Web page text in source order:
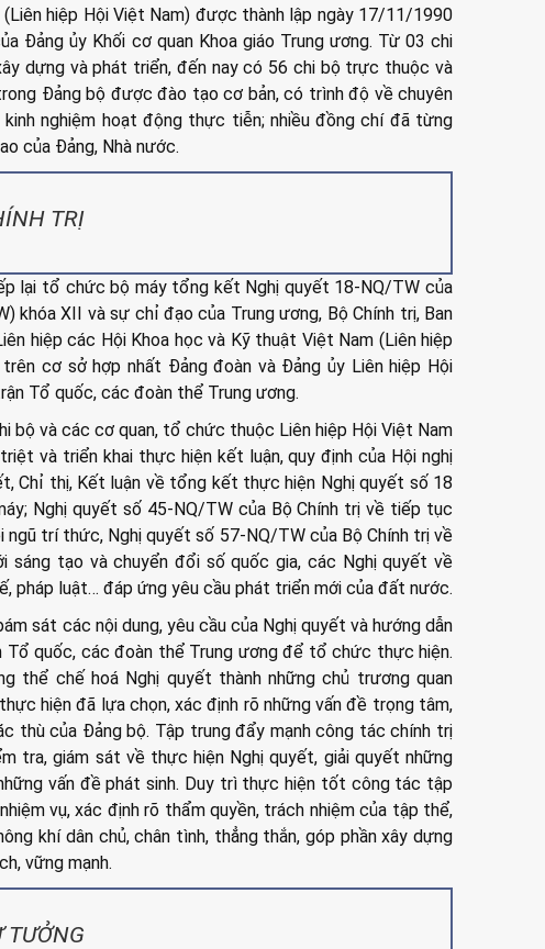
hiệp Hội Việt Nam) được thành lập ngày 17/11/1990
Đảng ủy Khối cơ quan Khoa giáo Trung ương. Từ 03 chi
dựng và phát triển, đến nay có 56 chi bộ trực thuộc và
Đảng bộ được đào tạo cơ bản, có trình độ về chuyên
kinh nghiệm hoạt động thực tiễn; nhiều đồng chí đã từng
của Đảng, Nhà nước.
TRỊ
lại tổ chức bộ máy tổng kết Nghị quyết 18-NQ/TW của
khóa XII và sự chỉ đạo của Trung ương, Bộ Chính trị, Ban
hiệp các Hội Khoa học và Kỹ thuật Việt Nam (Liên hiệp
cơ sở hợp nhất Đảng đoàn và Đảng ủy Liên hiệp Hội
Tổ quốc, các đoàn thể Trung ương.
bộ và các cơ quan, tổ chức thuộc Liên hiệp Hội Việt Nam
và triển khai thực hiện kết luận, quy định của Hội nghị
Chỉ thị, Kết luận về tổng kết thực hiện Nghị quyết số 18
Nghị quyết số 45-NQ/TW của Bộ Chính trị về tiếp tục
ngũ trí thức, Nghị quyết số 57-NQ/TW của Bộ Chính trị về
sáng tạo và chuyển đổi số quốc gia, các Nghị quyết về
pháp luật… đáp ứng yêu cầu phát triển mới của đất nước.
sát các nội dung, yêu cầu của Nghị quyết và hướng dẫn
Tổ quốc, các đoàn thể Trung ương để tổ chức thực hiện.
thể chế hoá Nghị quyết thành những chủ trương quan
hiện đã lựa chọn, xác định rõ những vấn đề trọng tâm,
thù của Đảng bộ. Tập trung đẩy mạnh công tác chính trị
tra, giám sát về thực hiện Nghị quyết, giải quyết những
vấn đề phát sinh. Duy trì thực hiện tốt công tác tập
vụ, xác định rõ thẩm quyền, trách nhiệm của tập thể,
khí dân chủ, chân tình, thẳng thắn, góp phần xây dựng
vững mạnh.
TƯỞNG